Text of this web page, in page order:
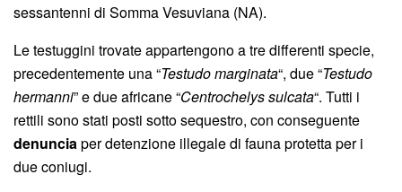
sessantenni di Somma Vesuviana (NA).
Le testuggini trovate appartengono a tre differenti specie,
precedentemente una “Testudo marginata“, due “Testudo
hermanni” e due africane “Centrochelys sulcata“. Tutti i
rettili sono stati posti sotto sequestro, con conseguente
denunciaper detenzione illegale di fauna protetta per i
due coniugi.